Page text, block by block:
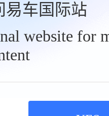
易车国际站
website for